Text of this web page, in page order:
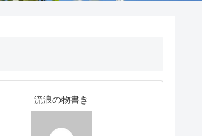
流浪の物書き